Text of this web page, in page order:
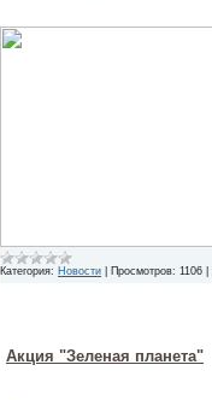
Категория: Новости Просмотров: 1106
Акция "Зеленая планета"